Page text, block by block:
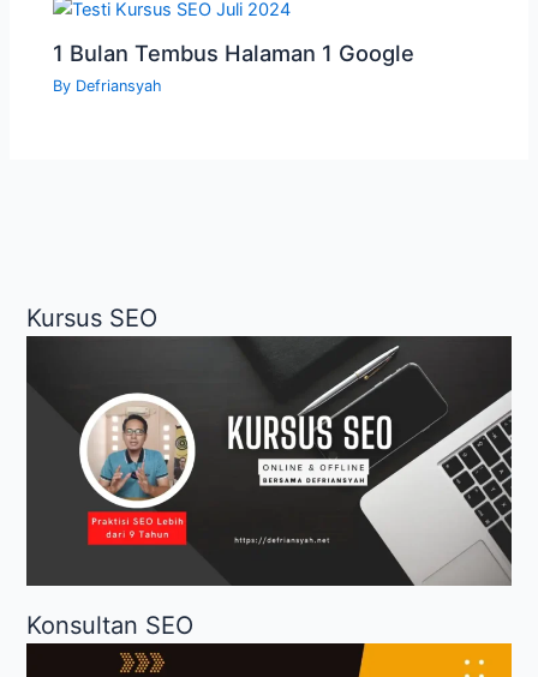
1 Bulan Tembus Halaman 1 Google
By Defriansyah
Kursus SEO
Konsultan SEO